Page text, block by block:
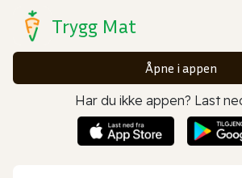
Trygg Mat
Åpne i appen
Har du ikke appen? Last